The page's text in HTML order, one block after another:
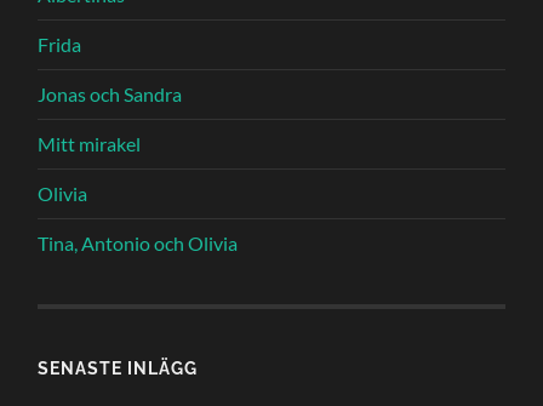
Frida
Jonas och Sandra
Mitt mirakel
Olivia
Tina, Antonio och Olivia
SENASTE INLÄGG